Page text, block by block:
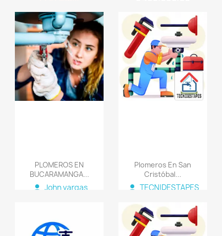
PLOMEROS EN
BUCARAMANGA...
person John vargas
favorite_border
Plomeros En San
Cristóbal...
person TECNIDESTAPES
favorite_border